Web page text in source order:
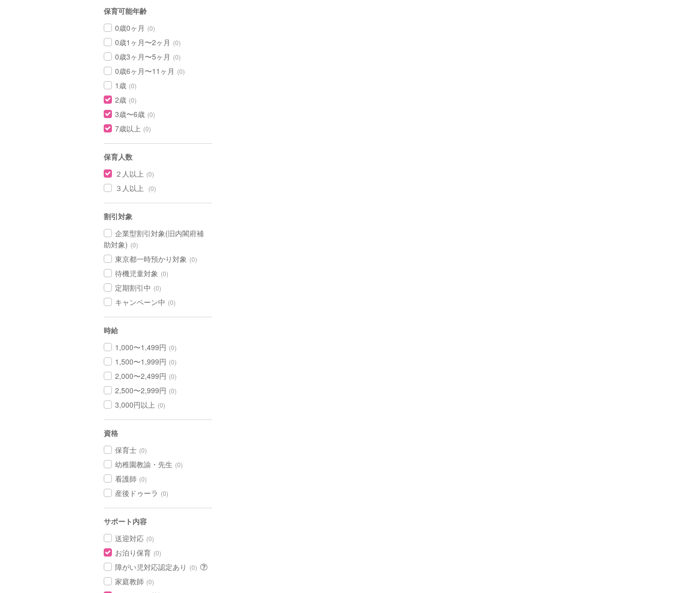
保育可能年齢
0歳0ヶ月 (0)
0歳1ヶ月〜2ヶ月 (0)
0歳3ヶ月〜5ヶ月 (0)
0歳6ヶ月〜11ヶ月 (0)
1歳 (0)
2歳 (0)
3歳〜6歳 (0)
7歳以上 (0)
保育人数
２人以上 (0)
３人以上 (0)
割引対象
企業型割引対象(旧内閣府補
助対象) (0)
東京都一時預かり対象 (0)
待機児童対象 (0)
定期割引中 (0)
キャンペーン中 (0)
時給
1,000〜1,499円 (0)
1,500〜1,999円 (0)
2,000〜2,499円 (0)
2,500〜2,999円 (0)
3,000円以上 (0)
資格
保育士 (0)
幼稚園教諭・先生 (0)
看護師 (0)
産後ドゥーラ (0)
サポート内容
送迎対応 (0)
お泊り保育 (0)
障がい児対応認定あり (0)
家庭教師 (0)